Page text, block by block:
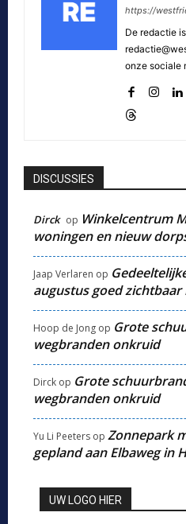
https://
De redactie
onze sociale
DISCUSSIES
Dirck op Winkelcentrum
woningen en nieuw
Jaap Verlaren op
augustus goed zichtbaar
Hoop de Jong op Grote
wegbranden onkruid
Dirck op Grote
wegbranden onkruid
Yu Li Peeters op Zonnepark
gepland aan Elbaweg in
UW LOGO HIER